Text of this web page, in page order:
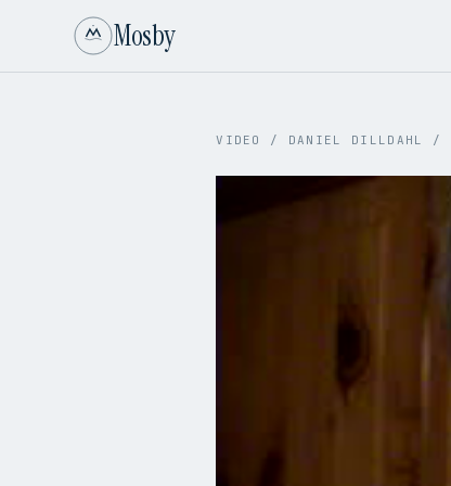
Mosby
VIDEO / DANIEL DILLDAHL /